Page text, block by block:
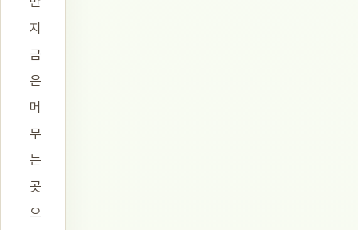
지
금
은
머
무
는
곳
으